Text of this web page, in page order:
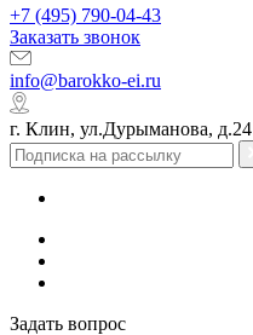
+7 (495) 790-04-43
Заказать звонок
info@barokko-ei.ru
г. Клин, ул.Дурыманова, д.24
Задать вопрос